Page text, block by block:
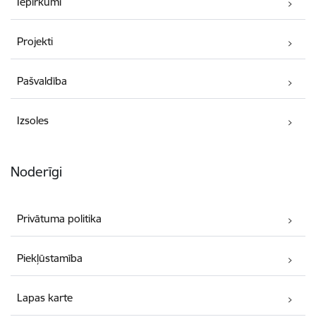
Projekti
Pašvaldība
Izsoles
Noderīgi
Privātuma politika
Piekļūstamība
Lapas karte